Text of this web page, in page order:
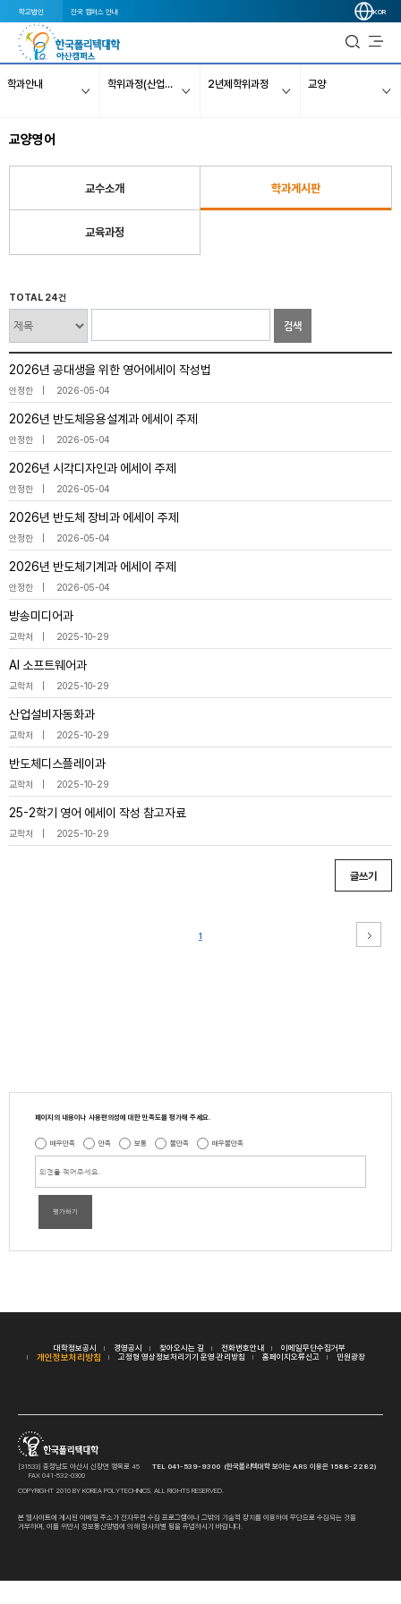
학교법인 전국 캠퍼스 안내 KOR
학과안내 학위과정(산업학사) 2년제학위과정 교양
교양영어
교수소개 학과게시판
교육과정
TOTAL 24건
검색
2026년 공대생을 위한 영어에세이 작성법
안정한 2026-05-04
2026년 반도체응용설계과 에세이 주제
안정한 2026-05-04
2026년 시각디자인과 에세이 주제
안정한 2026-05-04
2026년 반도체 장비과 에세이 주제
안정한 2026-05-04
2026년 반도체기계과 에세이 주제
안정한 2026-05-04
방송미디어과
교학처 2025-10-29
AI 소프트웨어과
교학처 2025-10-29
산업설비자동화과
교학처 2025-10-29
반도체디스플레이과
교학처 2025-10-29
25-2학기 영어 에세이 작성 참고자료
교학처 2025-10-29
글쓰기
1
페이지의 내용이나 사용편의성에 대한 만족도를 평가해 주세요.
매우만족 만족 보통 불만족 매우불만족
평가하기
대학정보공시 경영공시 찾아오시는 길 전화번호안내 이메일무단수집거부
개인정보처리방침 고정형 영상정보처리기기 운영·관리방침 홈페이지오류신고 민원광장
[31533] 충청남도 아산시 신창면 행목로 45 TEL 041-539-9300 (한국폴리텍대학 보이는 ARS 이용은 1588-2282)
FAX 041-532-0300
COPYRIGHT 2010 BY KOREA POLYTECHNICS. ALL RIGHTS RESERVED.
본 웹사이트에 게시된 이메일 주소가 전자우편 수집 프로그램이나 그밖의 기술적 장치를 이용하여 무단으로 수집되는 것을
거부하며, 이를 위반시 정보통신망법에 의해 형사처벌 됨을 유념하시기 바랍니다.